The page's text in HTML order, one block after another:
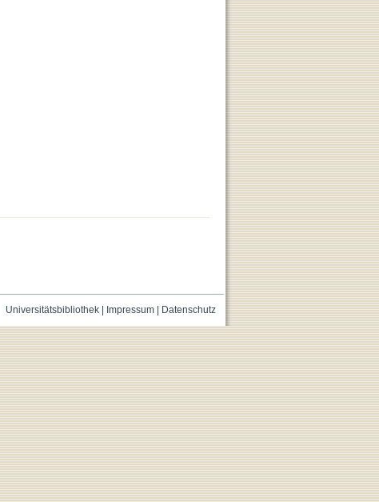
Universitätsbibliothek| Impressum| Datenschutz